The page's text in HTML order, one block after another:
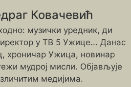
Ковачевић
музички уредник, ди
у ТВ 5 Ужице... Данас
хроничар Ужица, новинар
мудрој мисли. Објављује
медијима.